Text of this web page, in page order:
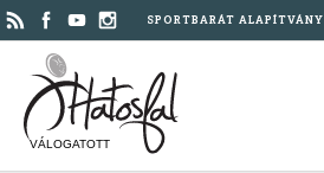
SPORTBARÁT ALAPÍTVÁNY
VÁLOGATOTT